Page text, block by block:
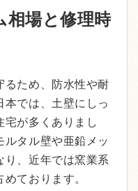
相場と修理時
ため、防水性や耐
では、土壁にしっ
宅が多くありまし
タル壁や亜鉛メッ
り、近年では窯業系
ております。